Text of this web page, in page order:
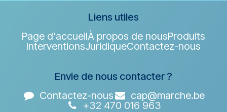
Liens utiles
Page d'accueilÀ propos de nousProduits
InterventionsJuridiqueContactez-nous
Envie de nous contacter ?
Contactez-nous
cap@marche.be
+32 470 016 963